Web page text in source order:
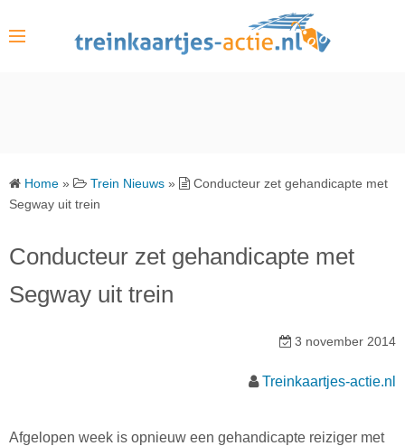
Home » Trein Nieuws »
Conducteur zet gehandicapte met
Segway uit trein
Conducteur zet gehandicapte met
Segway uit trein
3 november 2014
Treinkaartjes-actie.nl
Afgelopen week is opnieuw een gehandicapte reiziger met